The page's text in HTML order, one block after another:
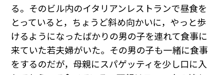
る。そのビル内のイタリアンレストランで昼食を
とっていると，ちょうど斜め向かいに，やっと歩
けるようになったばかりの男の子を連れて食事に
来ていた若夫婦がいた。その男の子も一緒に食事
をするのだが，母親にスパゲッティを少し口に入